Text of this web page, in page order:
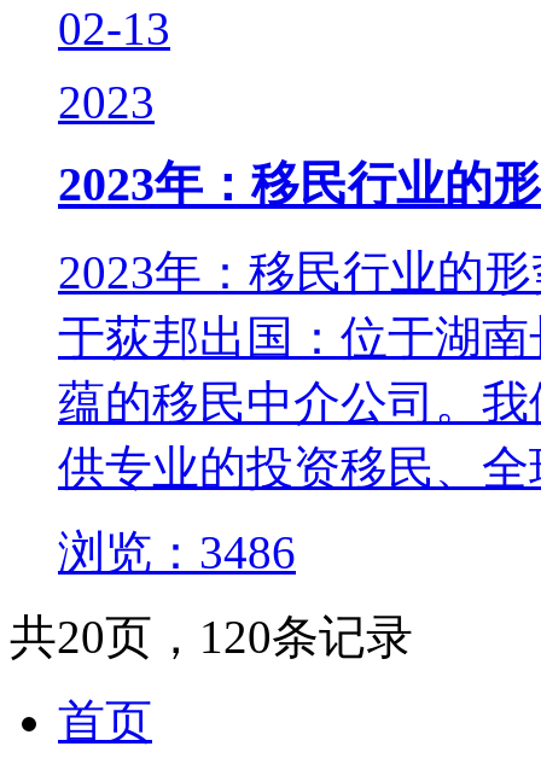
02-13
2023
2023年：移民行业的
2023年：移民行业的
于荻邦出国：位于湖
蕴的移民中介公司。
供专业的投资移民、
浏览：3486
共20页，120条记录
首页